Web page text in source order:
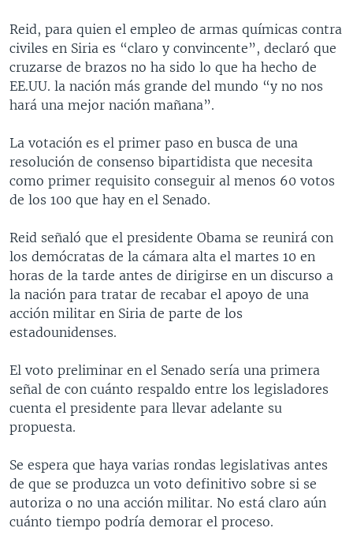
Reid, para quien el empleo de armas químicas contra
civiles en Siria es “claro y convincente”, declaró que
cruzarse de brazos no ha sido lo que ha hecho de
EE.UU. la nación más grande del mundo “y no nos
hará una mejor nación mañana”.
La votación es el primer paso en busca de una
resolución de consenso bipartidista que necesita
como primer requisito conseguir al menos 60 votos
de los 100 que hay en el Senado.
Reid señaló que el presidente Obama se reunirá con
los demócratas de la cámara alta el martes 10 en
horas de la tarde antes de dirigirse en un discurso a
la nación para tratar de recabar el apoyo de una
acción militar en Siria de parte de los
estadounidenses.
El voto preliminar en el Senado sería una primera
señal de con cuánto respaldo entre los legisladores
cuenta el presidente para llevar adelante su
propuesta.
Se espera que haya varias rondas legislativas antes
de que se produzca un voto definitivo sobre si se
autoriza o no una acción militar. No está claro aún
cuánto tiempo podría demorar el proceso.